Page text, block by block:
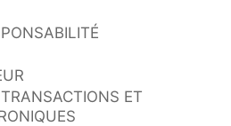
ET